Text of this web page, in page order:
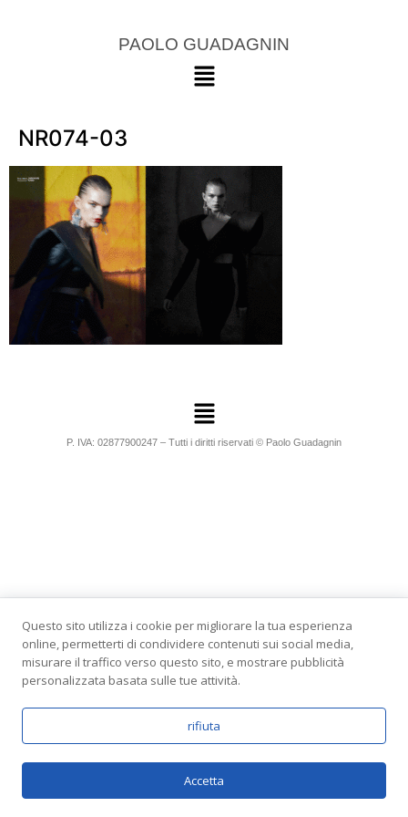
PAOLO GUADAGNIN
NR074-03
P. IVA: 02877900247 – Tutti i diritti riservati © Paolo Guadagnin
Questo sito utilizza i cookie per migliorare la tua esperienza
online, permetterti di condividere contenuti sui social media,
misurare il traffico verso questo sito, e mostrare pubblicità
personalizzata basata sulle tue attività.
rifiuta
Accetta